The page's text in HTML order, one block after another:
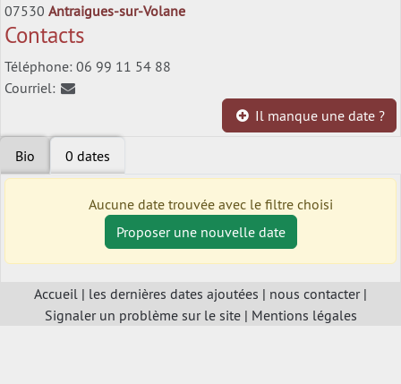
07530 Antraigues-sur-Volane
Contacts
Téléphone: 06 99 11 54 88
Courriel:
Il manque une date ?
Bio 0 dates
Aucune date trouvée avec le filtre choisi
Proposer une nouvelle date
Accueil | les dernières dates ajoutées | nous contacter|
Signaler un problème sur le site| Mentions légales